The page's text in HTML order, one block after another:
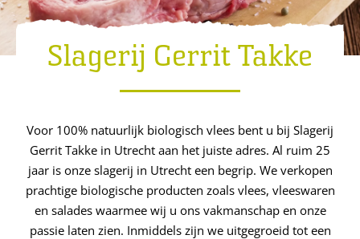
Slagerij Gerrit Takke
Voor 100% natuurlijk biologisch vlees bent u bij Slagerij
Gerrit Takke in Utrecht aan het juiste adres. Al ruim 25
jaar is onze slagerij in Utrecht een begrip. We verkopen
prachtige biologische producten zoals vlees, vleeswaren
en salades waarmee wij u ons vakmanschap en onze
passie laten zien. Inmiddels zijn we uitgegroeid tot een